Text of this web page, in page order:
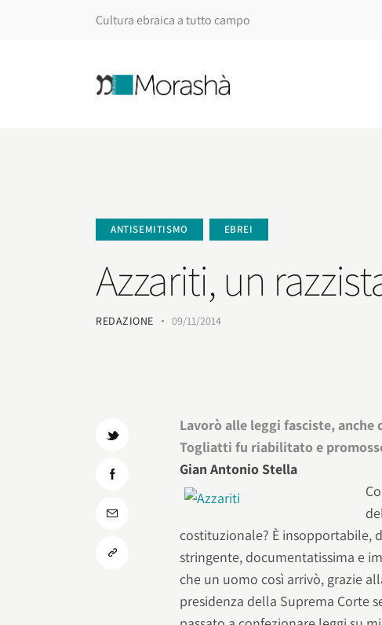
Cultura ebraica a tutto campo
ANTISEMITISMO EBREI
Azzariti, un
REDAZIONE 09/11/2014
Lavorò alle leggi fasciste,
Togliatti fu riabilitato e
Gian Antonio Stella
costituzionale? È insopportabile,
stringente, documentatissima e
che un uomo così arrivò, grazie
presidenza della Suprema Corte